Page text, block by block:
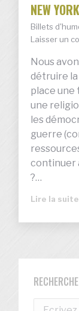
NEW
Billets
Laisser un
Nous
détruire
place une
une
les
guerre
continuer
?…
Lire la suite
RECHERCHE
Recherche